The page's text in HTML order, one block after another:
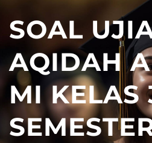
SOAL
AQIDAH
MI KELAS